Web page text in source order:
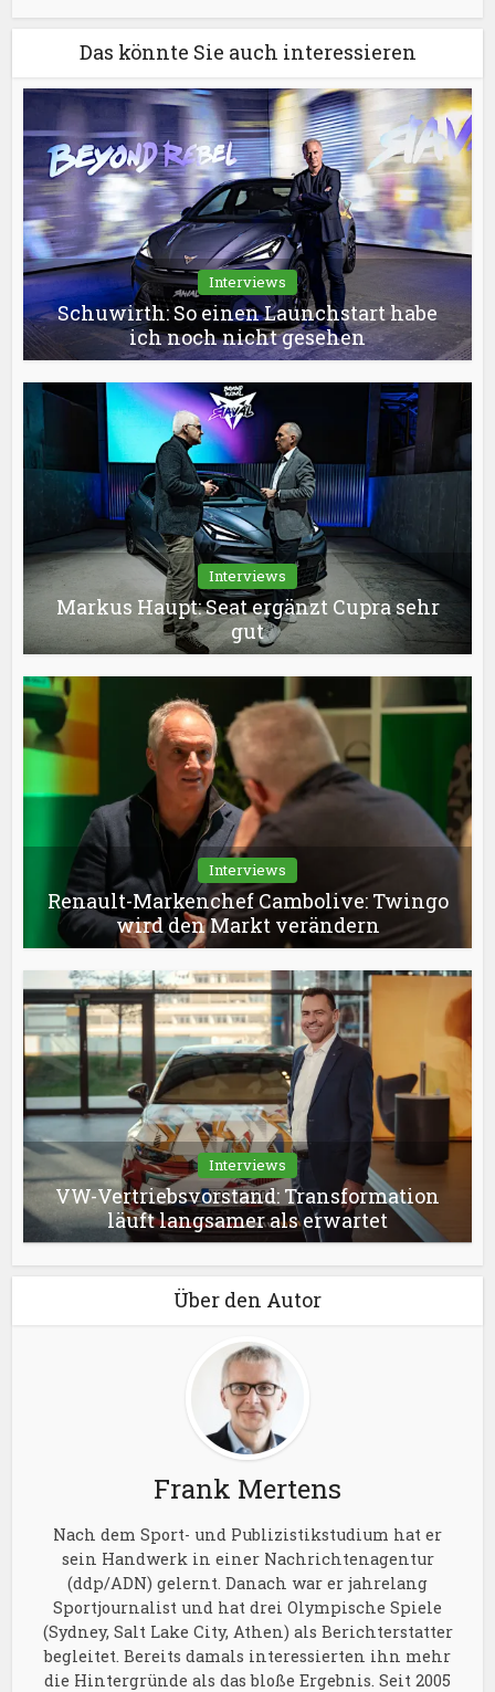
Das könnte Sie auch interessieren
Interviews
Schuwirth: So einen Launchstart habe
ich noch nicht gesehen
Interviews
Markus Haupt: Seat ergänzt Cupra sehr
gut
Interviews
Renault-Markenchef Cambolive: Twingo
wird den Markt verändern
Interviews
VW-Vertriebsvorstand: Transformation
läuft langsamer als erwartet
Über den Autor
Frank Mertens
Nach dem Sport- und Publizistikstudium hat er
sein Handwerk in einer Nachrichtenagentur
(ddp/ADN) gelernt. Danach war er jahrelang
Sportjournalist und hat drei Olympische Spiele
(Sydney, Salt Lake City, Athen) als Berichterstatter
begleitet. Bereits damals interessierten ihn mehr
die Hintergründe als das bloße Ergebnis. Seit 2005